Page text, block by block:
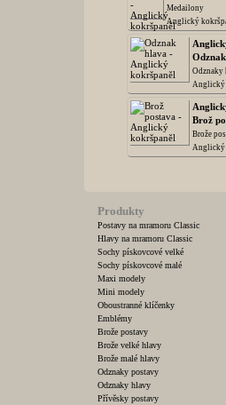
Medailony
Anglický
Odznaky
Anglický
Brož
Brože
Anglický
Produkty
Postavy na mramoru Classic
Hlavy na mramoru Classic
Sochy pískovcové velké
Sochy pískovcové malé
Maxi modely
Mini modely
Oboustranné klíčenky
Emblémy
Brože postavy
Brože velké hlavy
Brože malé hlavy
Odznaky postavy
Odznaky hlavy
Přívěsky postavy